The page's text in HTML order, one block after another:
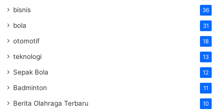
bisnis 36
bola 31
otomotif 18
teknologi 13
Sepak Bola 12
Badminton 11
Berita Olahraga Terbaru 10